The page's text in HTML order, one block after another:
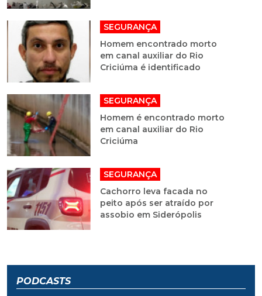
SEGURANÇA
Homem encontrado morto
em canal auxiliar do Rio
Criciúma é identificado
SEGURANÇA
Homem é encontrado morto
em canal auxiliar do Rio
Criciúma
SEGURANÇA
Cachorro leva facada no
peito após ser atraído por
assobio em Siderópolis
PODCASTS